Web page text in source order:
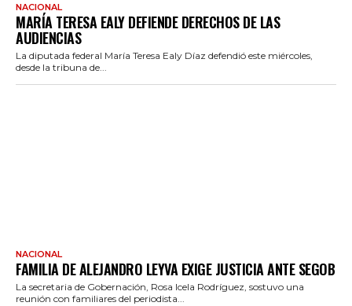
NACIONAL
MARÍA TERESA EALY DEFIENDE DERECHOS DE LAS
AUDIENCIAS
La diputada federal María Teresa Ealy Díaz defendió este miércoles,
desde la tribuna de...
NACIONAL
FAMILIA DE ALEJANDRO LEYVA EXIGE JUSTICIA ANTE SEGOB
La secretaria de Gobernación, Rosa Icela Rodríguez, sostuvo una
reunión con familiares del periodista...